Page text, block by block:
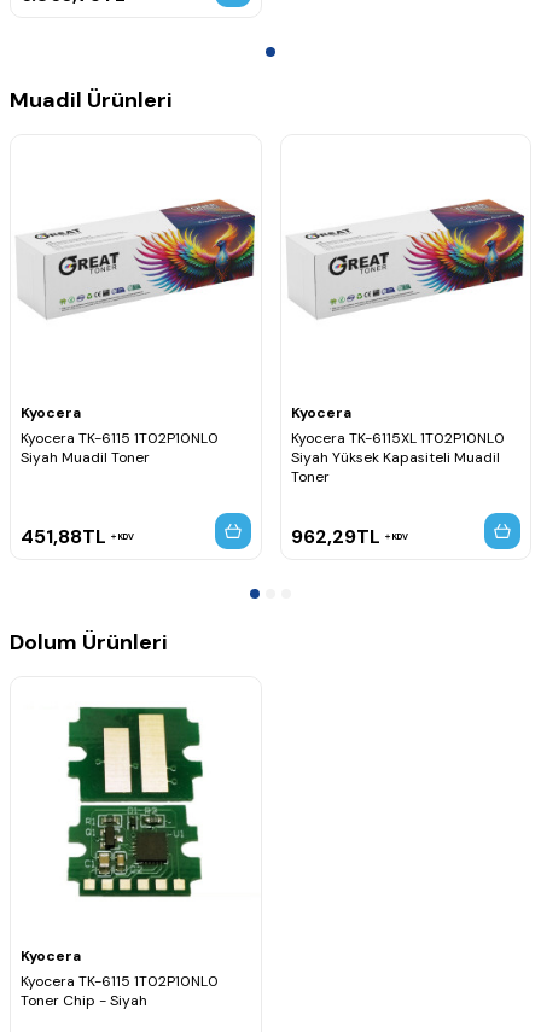
Muadil Ürünleri
Kyocera
Kyocera TK-6115 1T02P10NL0
Siyah Muadil Toner
451,88TL KDV
Kyocera
Kyocera TK-6115XL 1T02P10NL0
Siyah Yüksek Kapasiteli Muadil
Toner
962,29TL KDV
Dolum Ürünleri
Kyocera
Kyocera TK-6115 1T02P10NL0
Toner Chip - Siyah